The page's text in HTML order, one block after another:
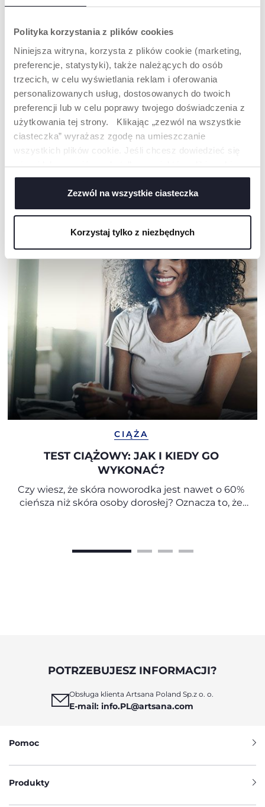
Polityka korzystania z plików cookies
Niniejsza witryna, korzysta z plików cookie (marketing,
preferencje, statystyki), także należących do osób
trzecich, w celu wyświetlania reklam i oferowania
personalizowanych usług, dostosowanych do twoich
preferencji lub w celu poprawy twojego doświadczenia z
użytkowania tej strony. Klikając „zezwól na wszystkie
ciasteczka” wyrażasz zgodę na umieszczanie
wszystkich plików cookie. Jeśli chcesz dowiedzieć się
więcej lub wyrazić zgodę tylko na niektóre pliki cookie,
kliknij „Ustawienia”. Zamykając ten baner, wyrażasz
zgodę na używanie wyłącznie technicznych plików
cookie, które są niezbędne dla żądanej usługi.
Zezwól na wszystkie ciasteczka
Korzystaj tylko z niezbędnych
2 NIEDŹWIADKI ZESTAW
TATA
2 KRÓLICZKI ZESTAW
TATA
NASZA RADA
CIĄŻA
TEST CIĄŻOWY: JAK I KIEDY GO
WYKONAĆ?
Czy wiesz, że skóra noworodka jest nawet o 60%
cieńsza niż skóra osoby dorosłej? Oznacza to, że
niemowlęcia używać kosmetyków
POTRZEBUJESZ INFORMACJI?
Obsługa klienta Artsana Poland Sp.z o. o.
E-mail: info.PL@artsana.com
Pomoc
Produkty